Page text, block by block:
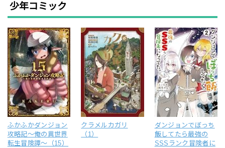
少年コミック
ふかふかダンジョン
攻略記～俺の異世界
転生冒険譚～（15）
クラメルカガリ
（1）
ダンジョンでぼっち
飯してたら最強の
SSSランク冒険者に